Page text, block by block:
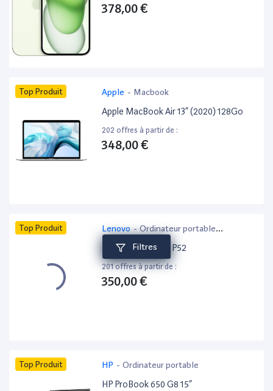
Filtres
378,00 €
Top Produit Apple - Macbook
Apple MacBook Air 13” (2020) 128Go
202 offres à partir de :
348,00 €
Top Produit Lenovo- Ordinateur portable
bureautique
Lenovo ThinkPad P52
201 offres à partir de :
350,00 €
Top Produit HP - Ordinateur portable
HP ProBook 650 G8 15”